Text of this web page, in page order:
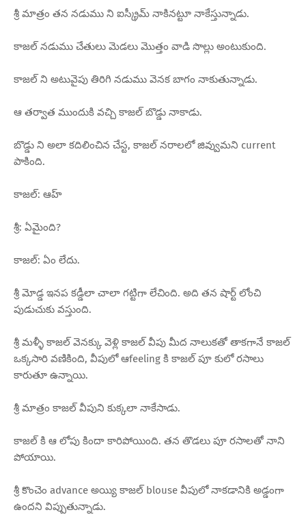
శ్రీ మాత్రం తన నడుము ని ఐస్క్రీమ్ నాకినట్టూ నాకేస్తున్నాడు.
కాజల్ నడుము చేతులు మెడలు మొత్తం వాడి సొల్లు అంటుకుంది.
కాజల్ ని అటువైపు తిరిగి నడుము వెనక బాగం నాకుతున్నాడు.
ఆ తర్వాత ముందుకి వచ్చి కాజల్ బొడ్డు నాకాడు.
బొడ్డు ని అలా కదిలించిన చేస్ట, కాజల్ నరాలలో జివ్వుమని current
పాకింది.
కాజల్: ఆహ్
శ్రీ: ఏమైంది?
కాజల్: ఏం లేదు.
శ్రీ మోడ్డ ఇనప కడ్డీలా చాలా గట్టిగా లేచింది. అది తన షార్ట్ లోంచి
పుడుచుకు వస్తుంది.
శ్రీ మళ్ళీ కాజల్ వెనక్కు వెళ్లి కాజల్ వీపు మీద నాలుకతో తాకగానే కాజల్
ఒక్కసారి వణికింది, వీపులో ఆfeeling కి కాజల్ పూ కులో రసాలు
కారుతూ ఉన్నాయి.
శ్రీ మాత్రం కాజల్ వీపుని కుక్కలా నాకేసాడు.
కాజల్ కి ఆ లోపు కిందా కారిపోయింది. తన తొడలు పూ రసాలతో నాని
పోయాయి.
శ్రీ కొంచెం advance అయ్యి కాజల్ blouse వీపులో నాకడానికి అడ్డంగా
ఉందని విప్పుతున్నాడు.